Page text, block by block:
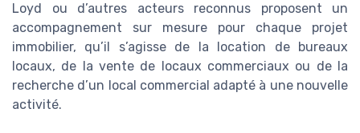
Loyd ou d’autres acteurs reconnus proposent un
accompagnement sur mesure pour chaque projet
immobilier, qu’il s’agisse de la location de bureaux
locaux, de la vente de locaux commerciaux ou de la
recherche d’un local commercial adapté à une nouvelle
activité.